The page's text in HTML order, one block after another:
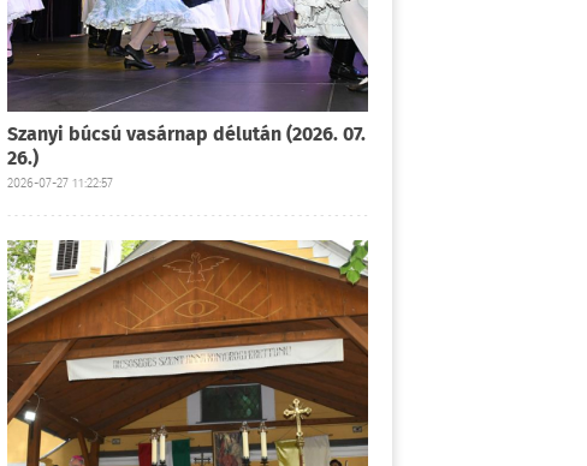
Szanyi búcsú vasárnap délután (2026. 07.
26.)
2026-07-27 11:22:57